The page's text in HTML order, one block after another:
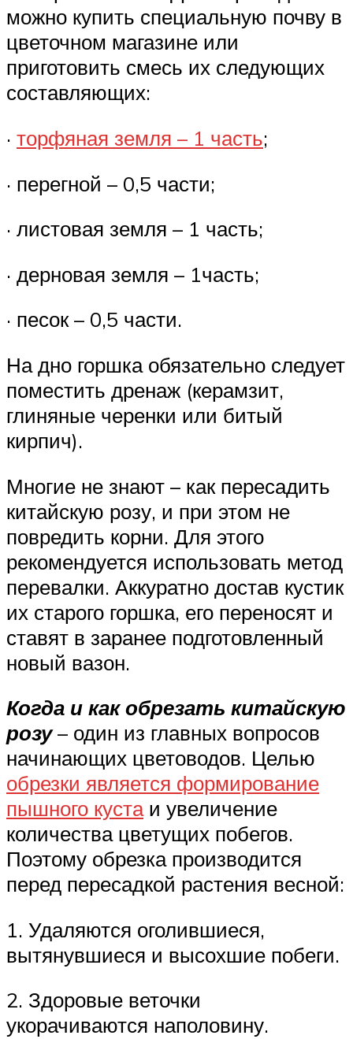
можно купить специальную почву в
цветочном магазине или
приготовить смесь их следующих
составляющих:
· торфяная земля – 1 часть;
· перегной – 0,5 части;
· листовая земля – 1 часть;
· дерновая земля – 1часть;
· песок – 0,5 части.
На дно горшка обязательно следует
поместить дренаж (керамзит,
глиняные черенки или битый
кирпич).
Многие не знают – как пересадить
китайскую розу, и при этом не
повредить корни. Для этого
рекомендуется использовать метод
перевалки. Аккуратно достав кустик
их старого горшка, его переносят и
ставят в заранее подготовленный
новый вазон.
Когда и как обрезать китайскую
розу – один из главных вопросов
начинающих цветоводов. Целью
обрезки является формирование
пышного кустаи увеличение
количества цветущих побегов.
Поэтому обрезка производится
перед пересадкой растения весной:
1. Удаляются оголившиеся,
вытянувшиеся и высохшие побеги.
2. Здоровые веточки
укорачиваются наполовину.